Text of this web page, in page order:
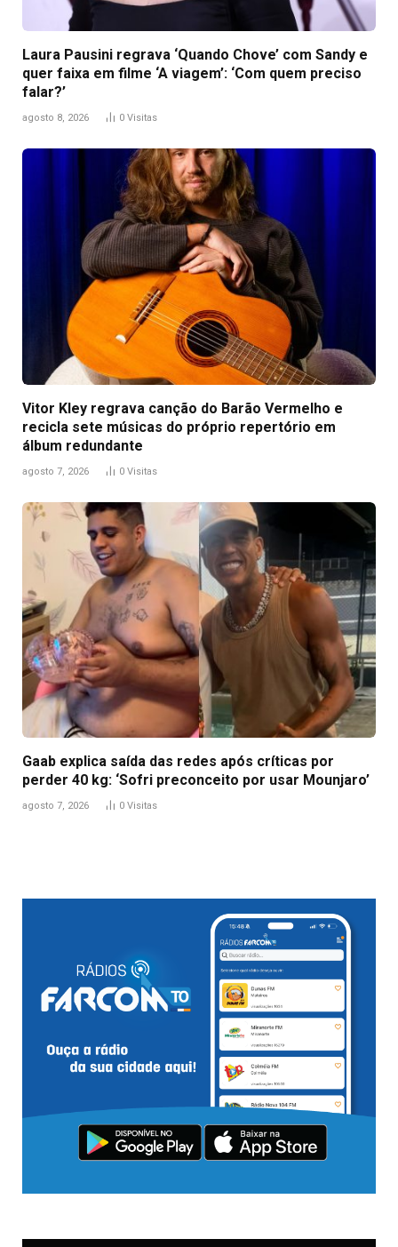
Laura Pausini regrava ‘Quando Chove’ com Sandy e
quer faixa em filme ‘A viagem’: ‘Com quem preciso
falar?’
agosto 8, 2026 0 Visitas
Vitor Kley regrava canção do Barão Vermelho e
recicla sete músicas do próprio repertório em
álbum redundante
agosto 7, 2026 0 Visitas
Gaab explica saída das redes após críticas por
perder 40 kg: ‘Sofri preconceito por usar Mounjaro’
agosto 7, 2026 0 Visitas